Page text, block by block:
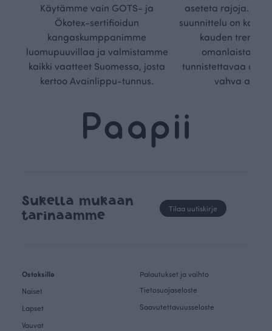
Käytämme vain GOTS- ja
Ökotex-sertifioidun
kangaskumppanimme
luomupuuvillaa ja valmistamme
kaikki vaatteet Suomessa, josta
kertoo Avainlippu-tunnus.
aseteta rajoja.
suunnittelu on
kauden
omanlaista,
tunnistettavaa
vahva
Sukella mukaan
tarinaamme
Tilaa uutiskirje
Ostoksille
Naiset
Lapset
Vauvat
Palautukset ja vaihto
Tietosuojaseloste
Saavutettavuusseloste